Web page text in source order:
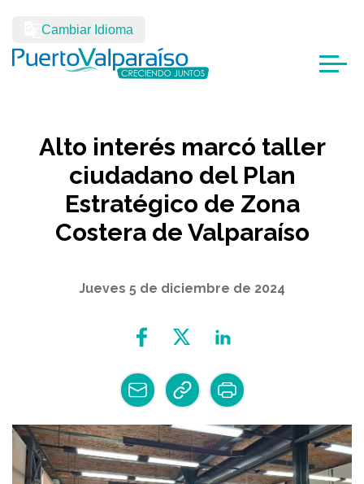
Cambiar Idioma
Alto interés marcó taller
ciudadano del Plan
Estratégico de Zona
Costera de Valparaíso
Jueves 5 de diciembre de 2024